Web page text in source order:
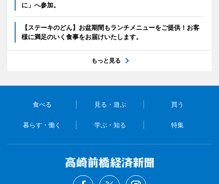
に」へ参加。
【ステーキのどん】お盆期間もランチメニューをご提供！お客
様に満足のいく食事をお届けいたします。
もっと見る
食べる 見る・遊ぶ 買う
暮らす・働く 学ぶ・知る 特集